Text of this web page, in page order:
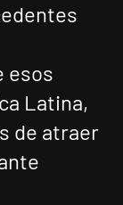
esos
Latina,
de atraer